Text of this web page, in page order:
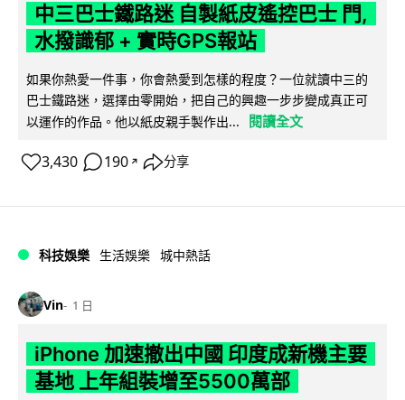
中三巴士鐵路迷 自製紙皮遙控巴士 門,
水撥識郁 + 實時GPS報站
如果你熱愛一件事，你會熱愛到怎樣的程度？一位就讀中三的
巴士鐵路迷，選擇由零開始，把自己的興趣一步步變成真正可
以運作的作品。他以紙皮親手製作出...
閱讀全文
3,430 190 ↗ 分享
科技娛樂 生活娛樂 城中熱話
Vin 1 日
iPhone 加速撤出中國 印度成新機主要
基地 上年組裝增至5500萬部